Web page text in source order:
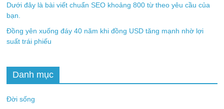
Dưới đây là bài viết chuẩn SEO khoảng 800 từ theo yêu cầu của
bạn.
Đồng yên xuống đáy 40 năm khi đồng USD tăng mạnh nhờ lợi
suất trái phiếu
Danh mục
Đời sống